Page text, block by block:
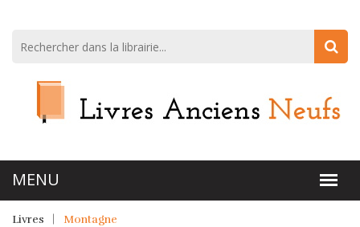
Livres Montagne